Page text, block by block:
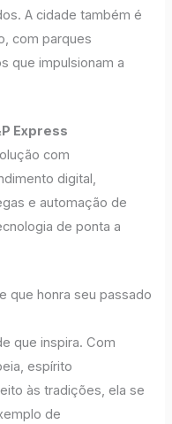
A cidade também é
com parques
que impulsionam a
Express
com
digital,
e automação de
de ponta a
que honra seu passado
que inspira. Com
espírito
às tradições, ela se
de